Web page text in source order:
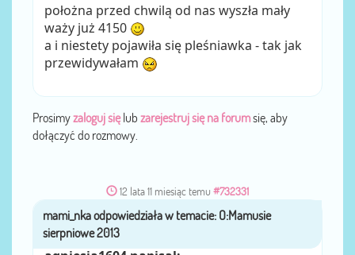
położna przed chwilą od nas wyszła mały
waży już 4150
a i niestety pojawiła się pleśniawka - tak jak
przewidywałam
Prosimyzaloguj sięlub zarejestruj się na forumsię, aby
dołączyć do rozmowy.
12 lata 11 miesiąc temu #732331
przezmami_nka